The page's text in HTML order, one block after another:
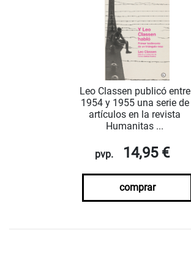
Leo Classen publicó entre
1954 y 1955 una serie de
artículos en la revista
Humanitas ...
pvp. 14,95 €
comprar